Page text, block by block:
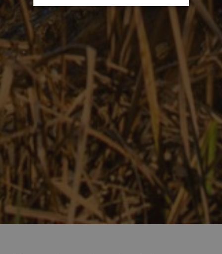
Wesela
Imprezy okolicznościowe